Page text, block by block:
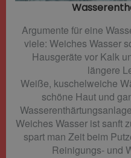
Argumente für eine
viele: Weiches Wasser
Hausgeräte vor Kalk
längere
Weiße, kuschelweiche
schöne Haut und
Weiches Wasser ist sanft
spart man Zeit beim
Reinigungs- und